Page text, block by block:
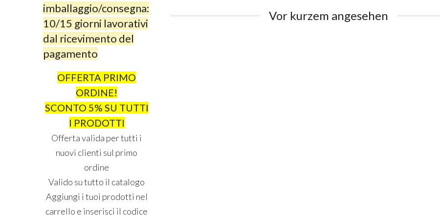
Vor kurzem angesehen
imballaggio/consegna:
10/15 giorni lavorativi
dal ricevimento del
pagamento
OFFERTA PRIMO
ORDINE!
SCONTO 5% SU TUTTI
I PRODOTTI
Offerta valida per tutti i
nuovi clienti sul primo
ordine
Valido su tutto il catalogo
Aggiungi i tuoi prodotti nel
carrello e inserisci il codice